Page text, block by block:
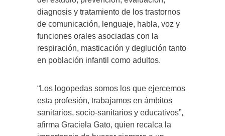
diagnosis y tratamiento de los trastornos
de comunicación, lenguaje, habla, voz y
funciones orales asociadas con la
respiración, masticación y deglución tanto
en población infantil como adultos.
“Los logopedas somos los que ejercemos
esta profesión, trabajamos en ámbitos
sanitarios, socio-sanitarios y educativos”,
afirma Graciela Gato, quien recalca la